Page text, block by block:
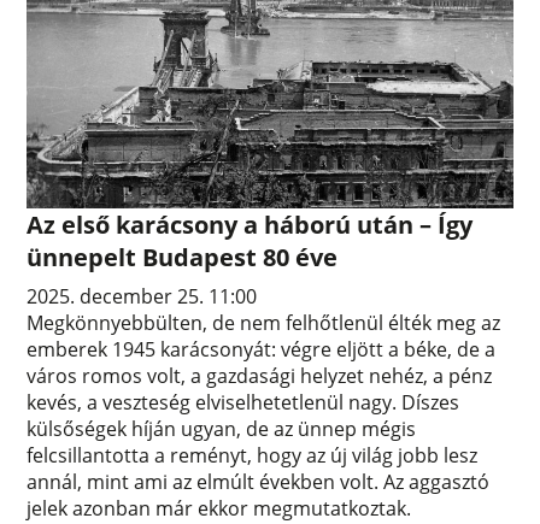
Az első karácsony a háború után – Így
ünnepelt Budapest 80 éve
2025. december 25. 11:00
Megkönnyebbülten, de nem felhőtlenül élték meg az
emberek 1945 karácsonyát: végre eljött a béke, de a
város romos volt, a gazdasági helyzet nehéz, a pénz
kevés, a veszteség elviselhetetlenül nagy. Díszes
külsőségek híján ugyan, de az ünnep mégis
felcsillantotta a reményt, hogy az új világ jobb lesz
annál, mint ami az elmúlt években volt. Az aggasztó
jelek azonban már ekkor megmutatkoztak.